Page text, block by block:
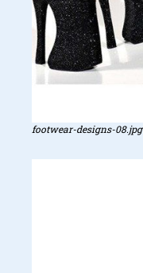
footwear-designs-08.jpg